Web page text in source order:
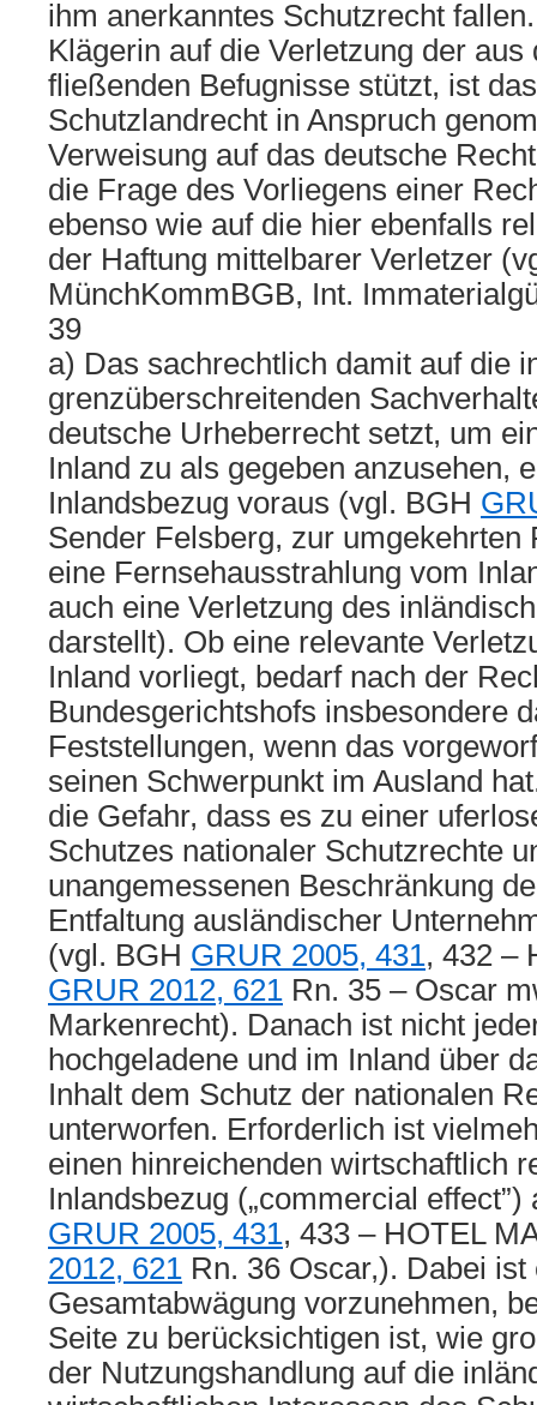
ihm anerkanntes Schutzrecht
Klägerin auf die Verletzung der aus
fließenden Befugnisse stützt, ist
Schutzlandrecht in Anspruch
Verweisung auf das deutsche
die Frage des Vorliegens einer
ebenso wie auf die hier ebenfalls
der Haftung mittelbarer Verletzer
MünchKommBGB, Int.
39
a) Das sachrechtlich damit auf die
grenzüberschreitenden
deutsche Urheberrecht setzt, um
Inland zu als gegeben anzusehen,
Inlandsbezug voraus (vgl. BGH
Sender Felsberg, zur umgekehrten
eine Fernsehausstrahlung vom
auch eine Verletzung des
darstellt). Ob eine relevante
Inland vorliegt, bedarf nach der
Bundesgerichtshofs insbesondere
Feststellungen, wenn das
seinen Schwerpunkt im Ausland
die Gefahr, dass es zu einer
Schutzes nationaler Schutzrechte
unangemessenen Beschränkung
Entfaltung ausländischer
(vgl. BGH GRUR 2005, 431, 432 –
GRUR 2012, 621 Rn. 35 – Oscar
Markenrecht). Danach ist nicht
hochgeladene und im Inland über
Inhalt dem Schutz der nationalen
unterworfen. Erforderlich ist
einen hinreichenden wirtschaftlich
Inlandsbezug („commercial
GRUR 2005, 431, 433 – HOTEL
2012, 621 Rn. 36 Oscar,). Dabei ist
Gesamtabwägung vorzunehmen,
Seite zu berücksichtigen ist, wie
der Nutzungshandlung auf die